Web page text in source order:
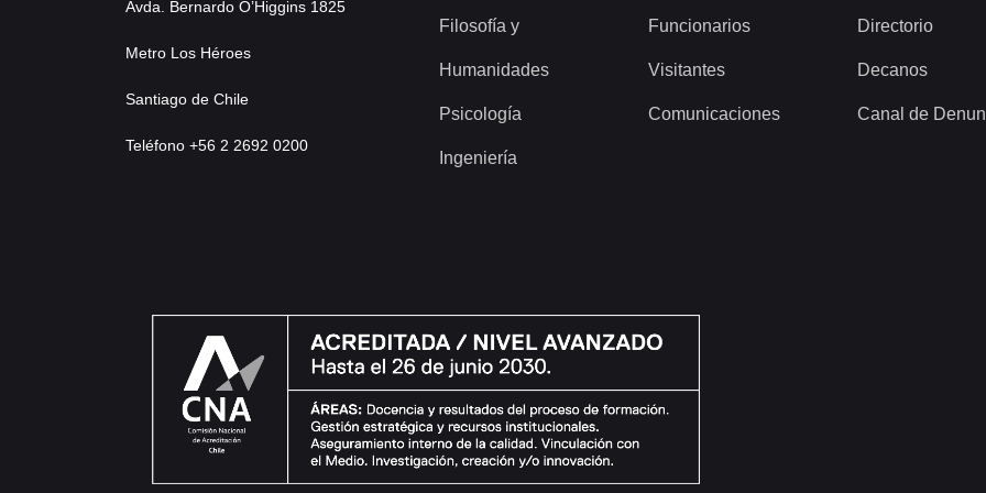
Avda. Bernardo O’Higgins 1825
Metro Los Héroes
Santiago de Chile
Teléfono +56 2 2692 0200
Filosofía y
Humanidades
Psicología
Ingeniería
Funcionarios
Visitantes
Comunicaciones
Directorio
Decanos
Canal de